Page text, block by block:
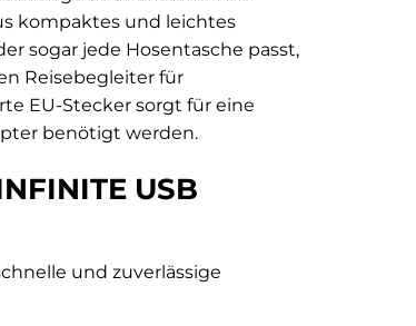
kompaktes und leichtes
sogar jede Hosentasche passt,
Reisebegleiter für
EU-Stecker sorgt für eine
benötigt werden.
USB
und zuverlässige